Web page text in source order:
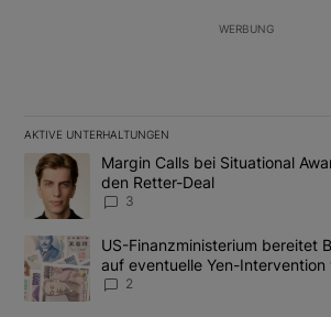
WERBUNG
AKTIVE UNTERHALTUNGEN
Das Folgende ist eine Liste der am
Ein Trendartikel mit dem Titel "Margin
Margin Calls bei Situational
den Retter-Deal
3
Ein Trendartikel mit dem Titel "US-
US-Finanzministerium bereitet
auf eventuelle Yen-Intervention
2